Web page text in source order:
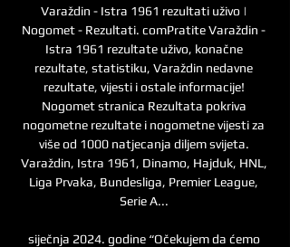
Varaždin - Istra 1961 rezultati uživo |
Nogomet - Rezultati. comPratite Varaždin -
Istra 1961 rezultate uživo, konačne
rezultate, statistiku, Varaždin nedavne
rezultate, vijesti i ostale informacije!
Nogomet stranica Rezultata pokriva
nogometne rezultate i nogometne vijesti za
više od 1000 natjecanja diljem svijeta.
Varaždin, Istra 1961, Dinamo, Hajduk, HNL,
Liga Prvaka, Bundesliga, Premier League,
Serie A...
siječnja 2024. godine “Očekujem da ćemo